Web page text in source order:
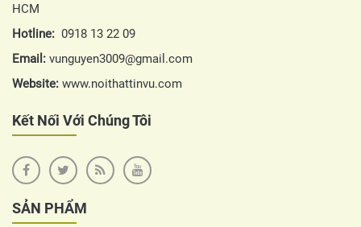
HCM
Hotline: 0918 13 22 09
Email: vunguyen3009@gmail.com
Website: www.noithattinvu.com
Kết Nối Với Chúng Tôi
SẢN PHẨM